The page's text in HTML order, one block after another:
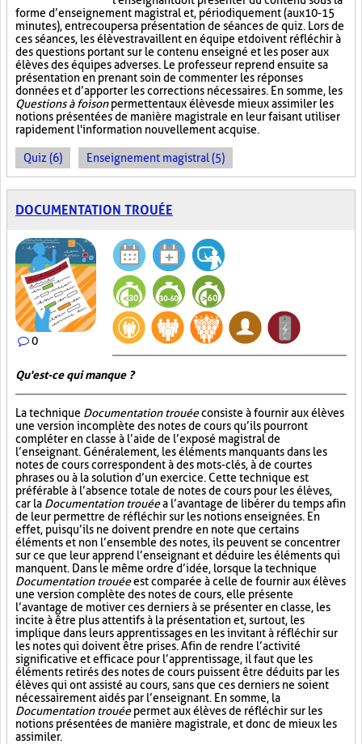
forme d’enseignement magistral et, périodiquement (aux 10-15
minutes), entrecouper sa présentation de séances de quiz. Lors de
ces séances, les élèves travaillent en équipe et doivent réfléchir à
des questions portant sur le contenu enseigné et les poser aux
élèves des équipes adverses. Le professeur reprend ensuite sa
présentation en prenant soin de commenter les réponses
données et d’apporter les corrections nécessaires. En somme, les
Questions à foisonpermettent aux élèves de mieux assimiler les
notions présentées de manière magistrale en leur faisant utiliser
rapidement l'information nouvellement acquise.
Quiz (6) Enseignement magistral (5)
DOCUMENTATION TROUÉE
0
Qu'est-ce qui manque ?
La technique Documentation trouéeconsiste à fournir aux élèves
une version incomplète des notes de cours qu’ils pourront
compléter en classe à l’aide de l’exposé magistral de
l’enseignant. Généralement, les éléments manquants dans les
notes de cours correspondent à des mots-clés, à de courtes
phrases ou à la solution d’un exercice. Cette technique est
préférable à l’absence totale de notes de cours pour les élèves,
car la Documentation trouéea l’avantage de libérer du temps afin
de leur permettre de réfléchir sur les notions enseignées. En
effet, puisqu’ils ne doivent prendre en note que certains
éléments et non l’ensemble des notes, ils peuvent se concentrer
sur ce que leur apprend l’enseignant et déduire les éléments qui
manquent. Dans le même ordre d’idée, lorsque la technique
Documentation trouéeest comparée à celle de fournir aux élèves
une version complète des notes de cours, elle présente
l’avantage de motiver ces derniers à se présenter en classe, les
incite à être plus attentifs à la présentation et, surtout, les
implique dans leurs apprentissages en les invitant à réfléchir sur
les notes qui doivent être prises. Afin de rendre l’activité
significative et efficace pour l’apprentissage, il faut que les
éléments retirés des notes de cours puissent être déduits par les
élèves qui ont assisté au cours, sans que ces derniers ne soient
nécessairement aidés par l’enseignant. En somme, la
Documentation trouéepermet aux élèves de réfléchir sur les
notions présentées de manière magistrale, et donc de mieux les
assimiler.